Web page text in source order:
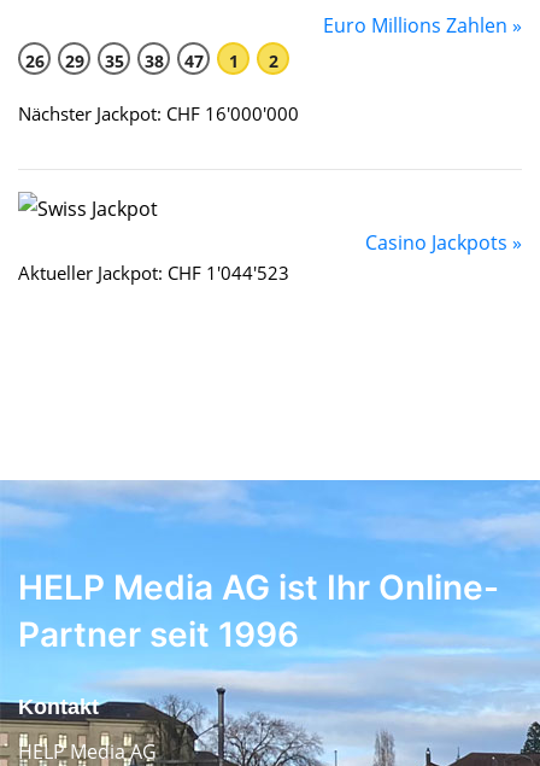
Euro Millions Zahlen »
26 29 35 38 47 1 2
Nächster Jackpot: CHF 16'000'000
Casino Jackpots »
Aktueller Jackpot: CHF 1'044'523
HELP Media AG ist Ihr Online-
Partner seit 1996
Kontakt
HELP Media AG